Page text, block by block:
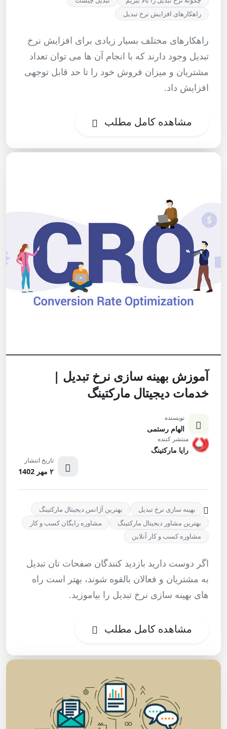
راهکارهای افزایش نرخ تبدیل
راهکارهای مختلف بسیار زیادی برای افزایش نرخ
تبدیل وجود دارند که با انجام آن ها می توان تعداد
مشتریان و میزان فروش خود را تا حد قابل توجهی
افزایش داد.
مشاهده کامل مطلب
آموزش بهینه سازی نرخ تبدیل |
خدمات دیجیتال مارکتینگ
نویسنده
الهام رستمی
منتشر کننده
رایا مارکتینگ
تاریخ انتشار
۲ مهر 1402
بهینه سازی نرخ تبدیل
بهترین آژانس دیجیتال مارکتینگ
بهترین مشاور دیجیتال مارکتینگ
مشاوره رایگان کسب و کار
مشاوره کسب و کار آنلاین
اگر دوست دارید بازدید کنندگان صفحات تان تبدیل
به مشتریان و فعالان بالقوه شوند، بهتر است راه
های بهینه سازی نرخ تبدیل را بیاموزید.
مشاهده کامل مطلب